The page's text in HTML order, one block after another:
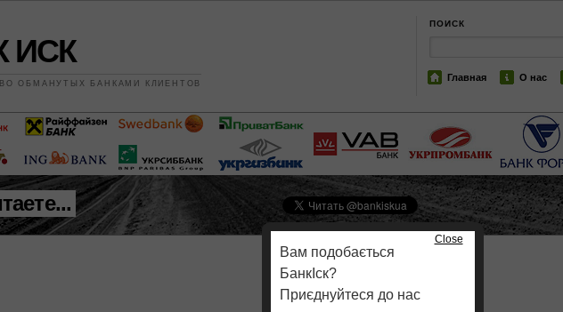
ИСК
ОБМАНУТЫХ БАНКАМИ КЛИЕНТОВ
ПОИСК
Главная О нас
Close
Вам подобається
БанкІск?
Приєднуйтеся до нас